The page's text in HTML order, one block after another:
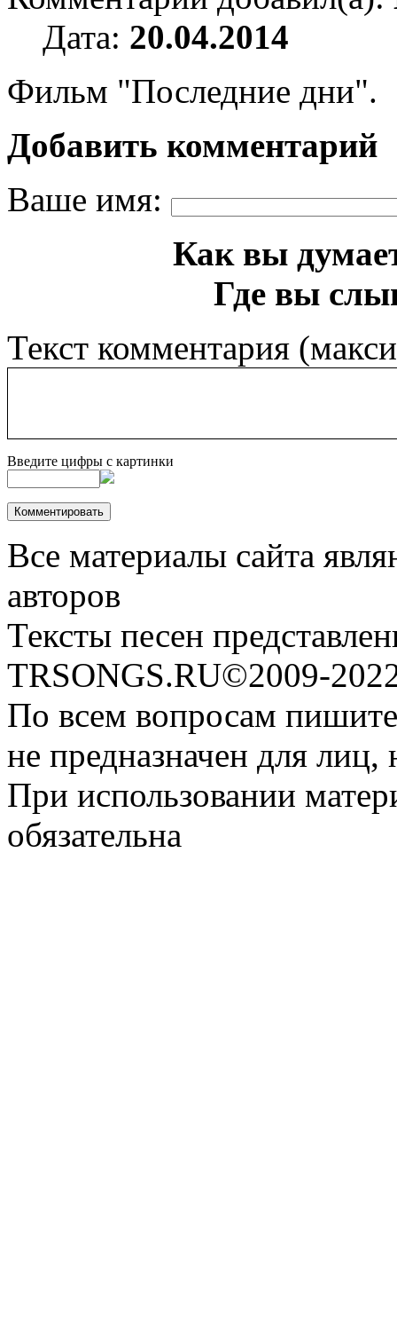
Дата: 20.04.2014
Фильм "Последние дни".
Добавить комментарий
Ваше имя:
Как вы
Где вы
Текст комментария
Введите цифры с картинки
Все материалы сайта
авторов
Тексты песен
TRSONGS.RU©2009-
По всем вопросам
не предназначен для
При использовании
обязательна